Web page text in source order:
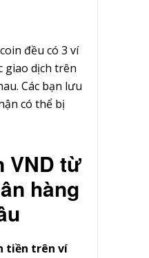
đều có 3 ví
giao dịch trên
Các bạn lưu
có thể bị
VND từ
hàng
tiền trên ví